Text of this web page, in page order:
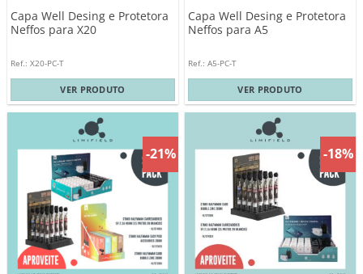
Capa Well Desing e Protetora
Neffos para X20
Ref.: X20-PC-T
VER PRODUTO
Capa Well Desing e Protetora
Neffos para A5
Ref.: A5-PC-T
VER PRODUTO
-21% -18%